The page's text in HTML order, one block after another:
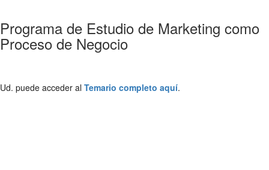
Programa de Estudio de Marketing como
Proceso de Negocio
Ud. puede acceder al Temario completo aquí.